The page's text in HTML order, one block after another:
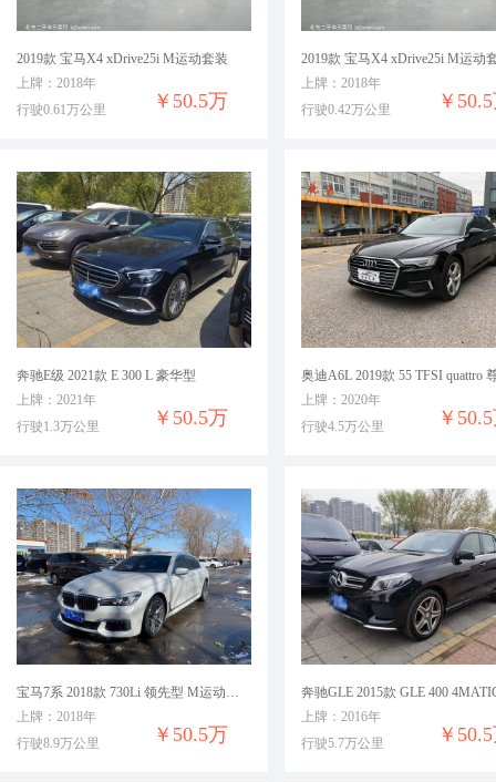
2019款 宝马X4 xDrive25i M运动套装
￥50.5万
上牌：2018年
行驶0.61万公里
2019款 宝马X4 xDrive25i M运动
￥
上牌：2018年
行驶0.42万公里
奔驰E级 2021款 E 300 L 豪华型
￥50.5万
上牌：2021年
行驶1.3万公里
￥
上牌：2020年
行驶4.5万公里
宝马7系 2018款 730Li 领先型 M运动套装
￥50.5万
上牌：2018年
行驶8.9万公里
奔驰GLE 2015款 GLE 400
￥
上牌：2016年
行驶5.7万公里